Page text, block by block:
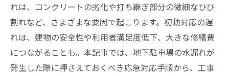
れは、コンクリートの劣化や打ち継ぎ部分の微細なひび
割れなど、さまざまな要因で起こります。初動対応の遅
れは、建物の安全性や利用者満足度低下、大きな修繕費
につながることも。本記事では、地下駐車場の水漏れが
発生した際に押さえておくべき応急対応手順から、工事